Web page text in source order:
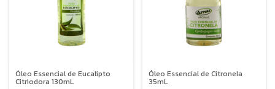
Óleo Essencial de Eucalipto
Citriodora 130mL
Óleo Essencial de Citronela
35mL